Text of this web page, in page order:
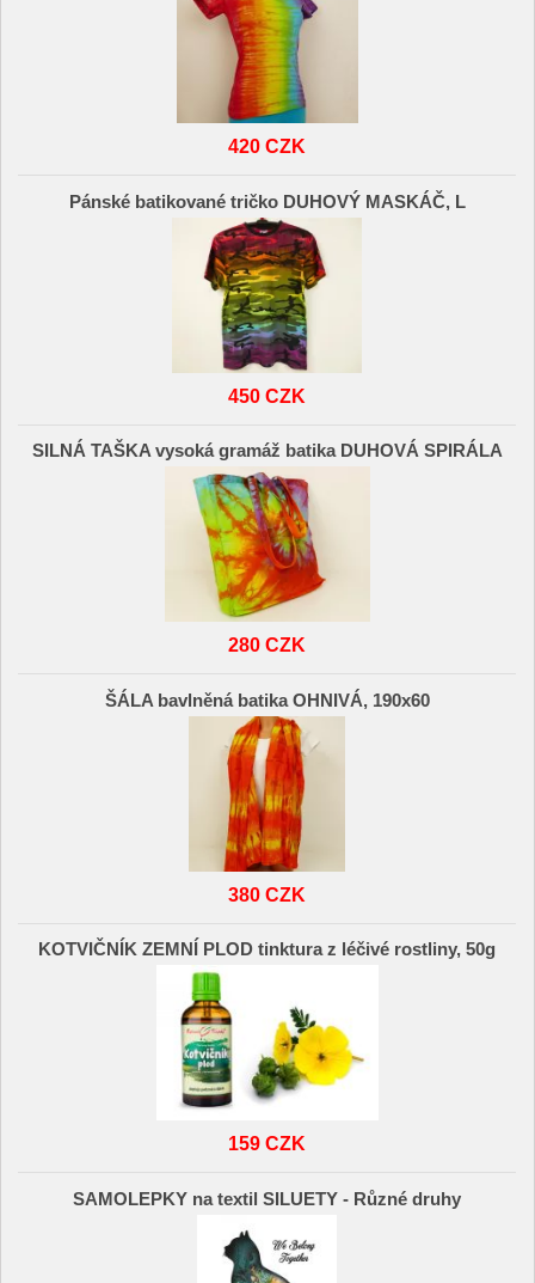
420 CZK
Pánské batikované tričko DUHOVÝ MASKÁČ, L
450 CZK
SILNÁ TAŠKA vysoká gramáž batika DUHOVÁ SPIRÁLA
280 CZK
ŠÁLA bavlněná batika OHNIVÁ, 190x60
380 CZK
KOTVIČNÍK ZEMNÍ PLOD tinktura z léčivé rostliny, 50g
159 CZK
SAMOLEPKY na textil SILUETY - Různé druhy